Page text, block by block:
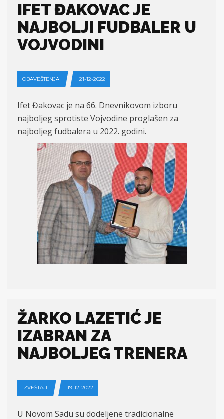
IFET ĐAKOVAC JE
NAJBOLJI FUDBALER U
VOJVODINI
OBAVEŠTENJA 21-12-2022
Ifet Đakovac je na 66. Dnevnikovom izboru
najboljeg sprotiste Vojvodine proglašen za
najboljeg fudbalera u 2022. godini.
ŽARKO LAZETIĆ JE
IZABRAN ZA
NAJBOLJEG TRENERA
IZVEŠTAJI 19-12-2022
U Novom Sadu su dodeljene tradicionalne